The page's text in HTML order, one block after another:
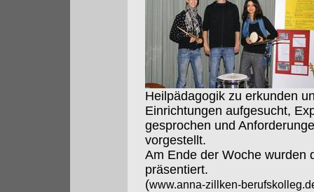
Heilpädagogik zu erkunden
Einrichtungen aufgesucht,
gesprochen und
vorgestellt.
Am Ende der Woche wurden
präsentiert.
(www.anna-zillken-